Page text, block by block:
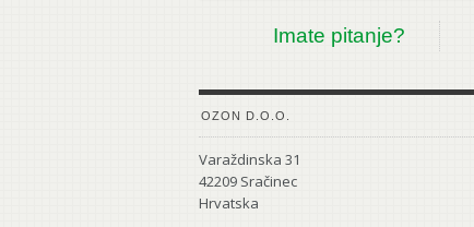
Imate pitanje?
OZON D.O.O.
Varaždinska 31
42209 Sračinec
Hrvatska